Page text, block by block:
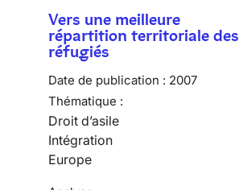
Vers une meilleure
répartition territoriale des
réfugiés
Date de publication : 2007
Thématique :
Droit d’asile
Intégration
Europe